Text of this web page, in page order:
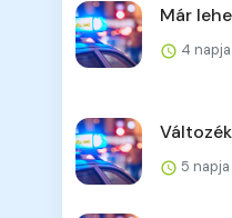
Már
4
5